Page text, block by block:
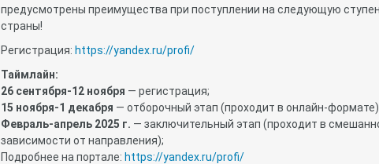
предусмотрены преимущества при поступлении на следующую
страны!
Регистрация: https://yandex.ru/profi/
Таймлайн:
26 сентября-12 ноября — регистрация;
15 ноября-1 декабря — отборочный этап (проходит в онлайн-
Февраль-апрель 2025 г. — заключительный этап (проходит в
зависимости от направления);
Подробнее на портале: https://yandex.ru/profi/